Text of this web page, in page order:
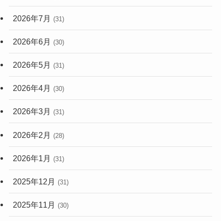
(248)
2026年7月 (31)
2026年6月 (30)
2026年5月 (31)
2026年4月 (30)
2026年3月 (31)
2026年2月 (28)
2026年1月 (31)
2025年12月 (31)
2025年11月 (30)